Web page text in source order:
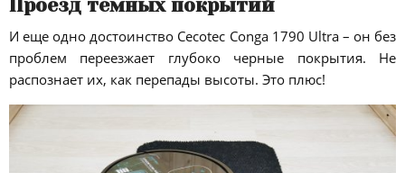
Проезд темных покрытий
И еще одно достоинство Cecotec Conga 1790 Ultra – он без
проблем переезжает глубоко черные покрытия. Не
распознает их, как перепады высоты. Это плюс!